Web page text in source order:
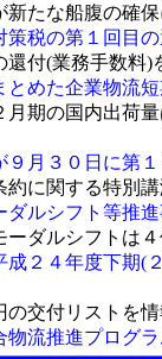
新たな船腹の確保
策税の第１回目
還付(業務手数料)
とめた企業物流
月期の国内出荷
９月３０日に第
約に関する特別
ダルシフト等推
ーダルシフトは
成２４年度下期(
の交付リストを
物流推進プログ